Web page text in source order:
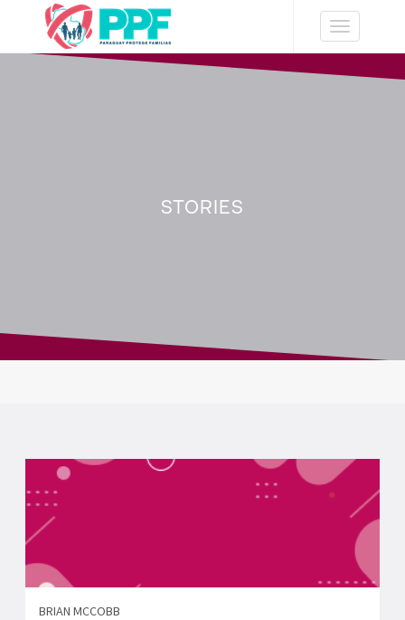
Toggle
navigation
STORIES
BRIAN MCCOBB